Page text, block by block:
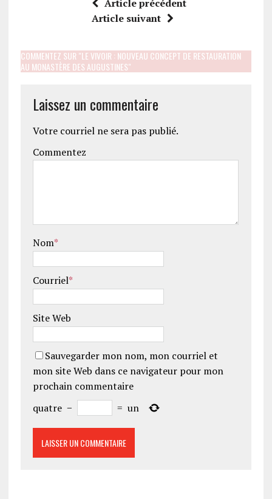
Article précédent
Article suivant
COMMENTEZ SUR "LE VIVOIR : NOUVEAU CONCEPT DE RESTAURATION
AU MONASTÈRE DES AUGUSTINES"
Laissez un commentaire
Votre courriel ne sera pas publié.
Commentez
Nom*
Courriel*
Site Web
Sauvegarder mon nom, mon courriel et
mon site Web dans ce navigateur pour mon
prochain commentaire
quatre − = un